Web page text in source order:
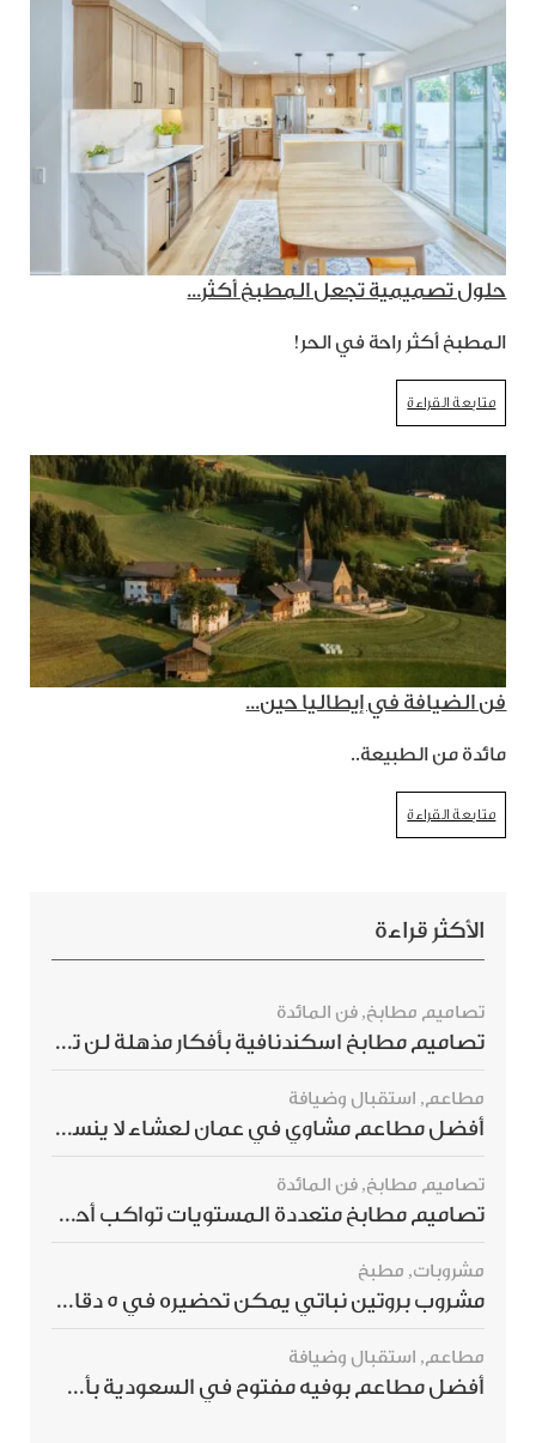
حلول تصميمية تجعل المطبخ أكثر...
المطبخ أكثر راحة في الحر!
متابعة القراءة
فن الضيافة في إيطاليا حين...
مائدة من الطبيعة..
متابعة القراءة
الأكثر قراءة
تصاميم مطابخ, فن المائدة
تصاميم مطابخ اسكندنافية بأفكار مذهلة لن ترغبي بتفويتها
مطاعم, استقبال وضيافة
أفضل مطاعم مشاوي في عمان لعشاء لا ينسى
تصاميم مطابخ, فن المائدة
تصاميم مطابخ متعددة المستويات تواكب أحدث صيحات الديكور العالمي
مشروبات, مطبخ
مشروب بروتين نباتي يمكن تحضيره في 5 دقائق ويمنحك شعورًا بالشبع
مطاعم, استقبال وضيافة
أفضل مطاعم بوفيه مفتوح في السعودية بأسعار تناسب الجميع